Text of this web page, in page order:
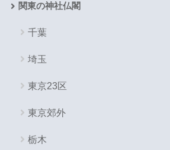
関東の神社仏閣
千葉
埼玉
東京23区
東京郊外
栃木